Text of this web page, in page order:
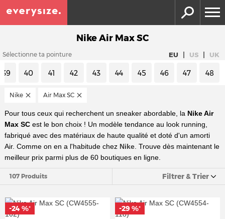
Nike Air Max SC
Sélectionne ta pointure EU | US | UK
39 40 41 42 43 44 45 46 47 48
Nike Air Max SC
Pour tous ceux qui recherchent un sneaker abordable, la Nike Air
Max SCest le bon choix ! Un modèle tendance au look running,
fabriqué avec des matériaux de haute qualité et doté d'un amorti
Air. Comme on en a l'habitude chez Nike. Trouve dès maintenant le
meilleur prix parmi plus de 60 boutiques en ligne.
107 Produits Filtrer & Trier
-24 %* -29 %*